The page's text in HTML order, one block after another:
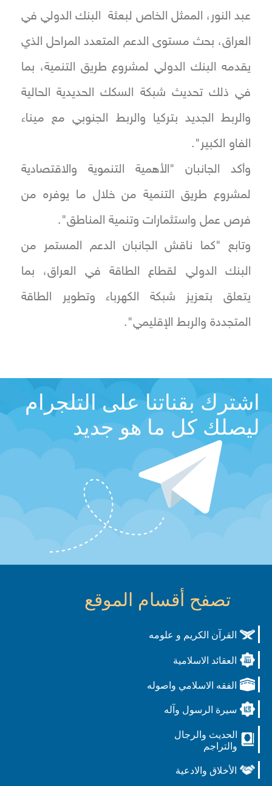
عبد النور، الممثل الخاص لبعثة البنك الدولي في
العراق، بحث مستوى الدعم المتعدد المراحل الذي
يقدمه البنك الدولي لمشروع طريق التنمية، بما
في ذلك تحديث شبكة السكك الحديدية الحالية
والربط الجديد بتركيا والربط الجنوبي مع ميناء
الفاو الكبير".
وأكد الجانبان "الأهمية التنموية والاقتصادية
لمشروع طريق التنمية من خلال ما يوفره من
فرص عمل واستثمارات وتنمية المناطق".
وتابع "كما ناقش الجانبان الدعم المستمر من
البنك الدولي لقطاع الطاقة في العراق، بما
يتعلق بتعزيز شبكة الكهرباء وتطوير الطاقة
المتجددة والربط الإقليمي".
اشترك بقناتنا على التلجرام
ليصلك كل ما هو جديد
تصفح أقسام الموقع
القرآن الكريم و علومه
العقائد الاسلامية
الفقه الاسلامي واصوله
سيرة الرسول وآله
الحديث والرجال
والتراجم
الأخلاق والادعية